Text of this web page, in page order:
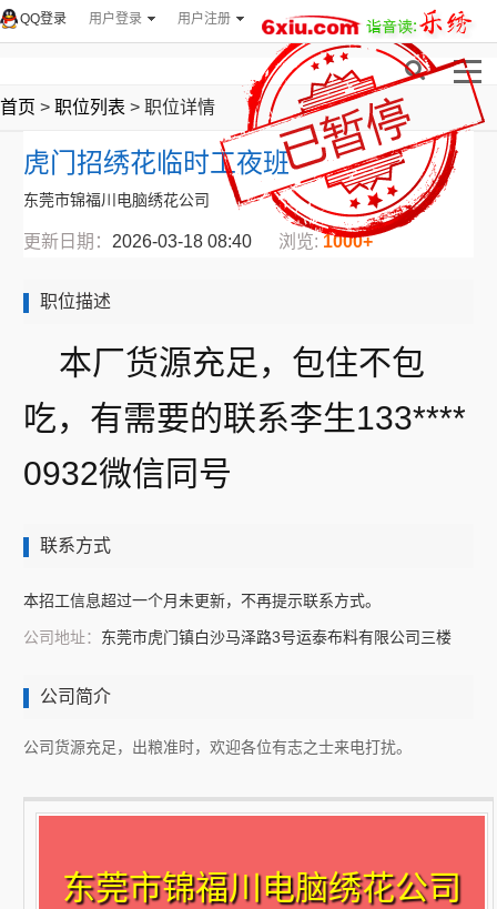
用户登录 用户注册
QQ登录
首页 > 职位列表 > 职位详情
虎门招绣花临时工夜班
东莞市锦福川电脑绣花公司
更新日期： 2026-03-18 08:40 浏览: 1000+
职位描述
本厂货源充足，包住不包
吃，有需要的联系李生133****
0932微信同号
联系方式
本招工信息超过一个月未更新，不再提示联系方式。
公司地址： 东莞市虎门镇白沙马泽路3号运泰布料有限公司三楼
公司简介
公司货源充足，出粮准时，欢迎各位有志之士来电打扰。
东莞市锦福川电脑绣花公司